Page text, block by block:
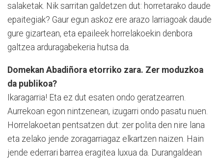
salaketak. Nik sarritan galdetzen dut: horretarako daude
epaitegiak? Gaur egun askoz ere arazo larriagoak daude
gure gizartean, eta epaileek horrelakoekin denbora
galtzea arduragabekeria hutsa da.
Domekan Abadiñora etorriko zara. Zer moduzkoa
da publikoa?
Ikaragarria! Eta ez dut esaten ondo geratzearren.
Aurrekoan egon nintzenean, izugarri ondo pasatu nuen.
Horrelakoetan pentsatzen dut: zer polita den nire lana
eta zelako jende zoragarriagaz elkartzen naizen. Hain
jende ederrari barrea eragitea luxua da. Durangaldean